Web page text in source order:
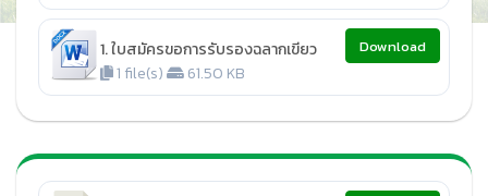
1. ใบสมัครขอการรับรองฉลากเขียว
1 file(s)
61.50 KB
Download